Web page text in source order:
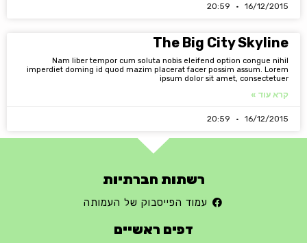
16/12/2015
The Big City Skyline
Nam liber tempor cum soluta nobis eleifend option congue nihil
imperdiet doming id quod mazim placerat facer possim assum. Lorem
ipsum dolor sit amet, consectetuer
קרא עוד »
16/12/2015
רשתות חברתיות
עמוד הפייסבוק של העמותה
דפים ראשיים